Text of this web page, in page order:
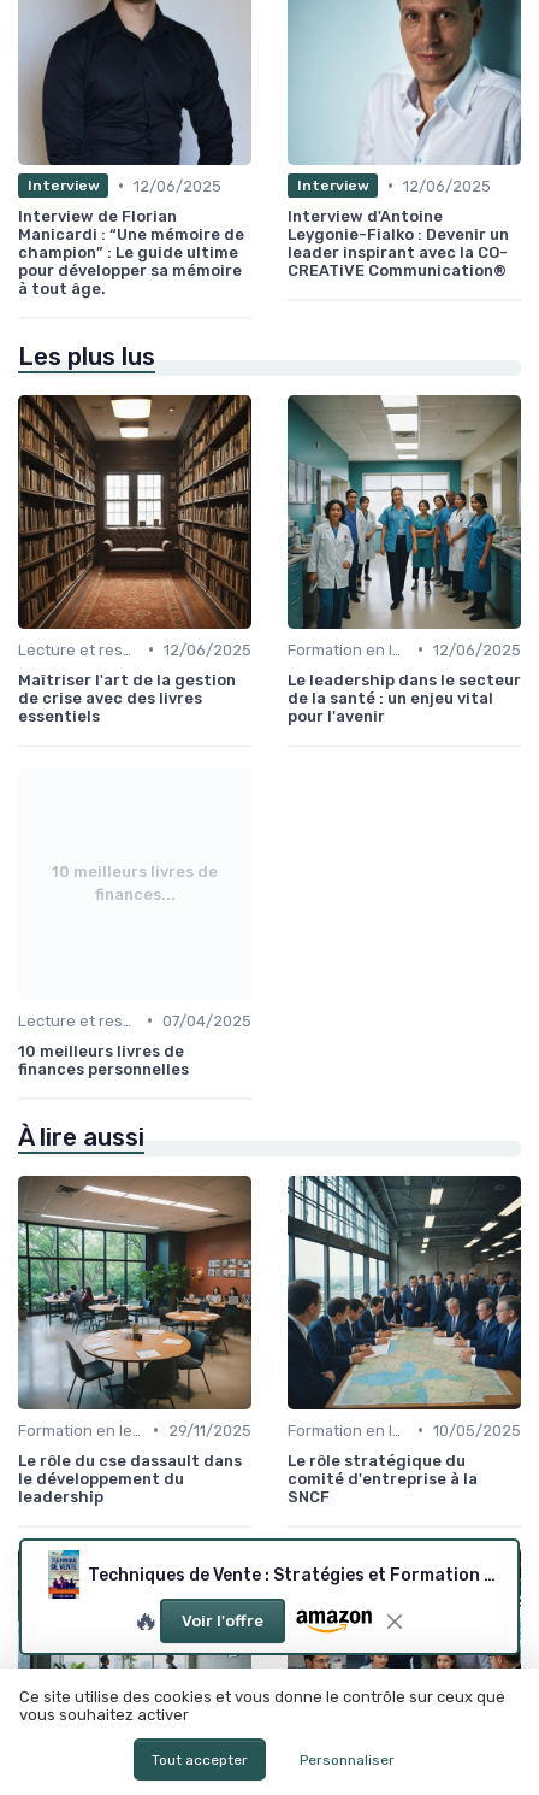
Interview • 12/06/2025
Interview de Florian
Manicardi : “Une mémoire de
champion” : Le guide ultime
pour développer sa mémoire
à tout âge.
Interview • 12/06/2025
Interview d'Antoine
Leygonie-Fialko : Devenir un
leader inspirant avec la CO-
CREATiVE Communication®
Les plus lus
• 12/06/2025
Maîtriser l'art de la gestion
de crise avec des livres
essentiels
• 12/06/2025
Le leadership dans le secteur
de la santé : un enjeu vital
pour l'avenir
10 meilleurs livres de
finances...
• 07/04/2025
10 meilleurs livres de
finances personnelles
À lire aussi
•
29/11/2025
Le rôle du cse dassault dans
le développement du
leadership
• 10/05/2025
Le rôle stratégique du
comité d'entreprise à la
SNCF
Techniques de Vente : Stratégies et Formation Vidéo
🔥 Voir l'offre
Ce site utilise des cookies et vous donne le contrôle sur ceux que
vous souhaitez activer
Tout accepter Personnaliser